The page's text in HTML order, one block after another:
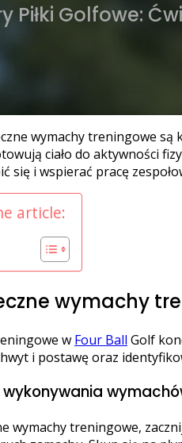
Piłki Golfowe:
wymachy treningowe są
ciało do aktywności
się i wspierać pracę
article:
wymachy
w Four Ball Golf
i postawę oraz
wymachy treningowe,